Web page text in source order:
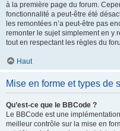
à la première page du forum.
fonctionnalité a peut-être été
les remontées n’a peut-être pas
remonter le sujet simplement en y
tout en respectant les règles du
Haut
Mise en forme et types de
Qu’est-ce que le BBCode ?
Le BBCode est une
meilleur contrôle sur la mise en